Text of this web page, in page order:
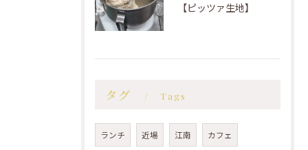
【ピッツァ生地】
タグ Tags
ランチ 近場 江南 カフェ